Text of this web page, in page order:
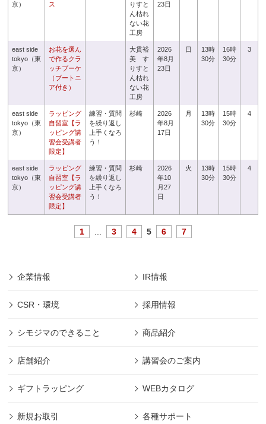
京）
ス
りすと
ん枯れ
ない花
工房
23日
east side
tokyo（東
京）
お花を選ん
で作るクラ
ッチブーケ
（ブートニ
ア付き）
大貫裕
美 す
りすと
ん枯れ
ない花
工房
2026
年8月
23日
日
13時
30分
16時
30分
3
east side
tokyo（東
京）
ラッピング
自習室【ラ
ッピング講
習会受講者
限定】
練習・質問
を繰り返し
上手くなろ
う！
杉崎
2026
年8月
17日
月
13時
30分
15時
30分
4
east side
tokyo（東
京）
ラッピング
自習室【ラ
ッピング講
習会受講者
限定】
練習・質問
を繰り返し
上手くなろ
う！
杉崎
2026
年10
月27
日
火
13時
30分
15時
30分
4
1 3 4 5 6 7
企業情報 IR情報
CSR・環境 採用情報
シモジマのできること 商品紹介
店舗紹介 講習会のご案内
ギフトラッピング WEBカタログ
新規お取引 各種サポート